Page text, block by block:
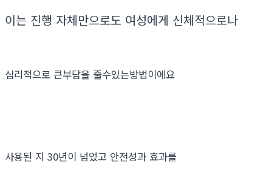
이는 진행 자체만으로도 여성에게 신체적으로나
심리적으로 큰부담을 줄수있는방법이에요
사용된 지 30년이 넘었고 안전성과 효과를